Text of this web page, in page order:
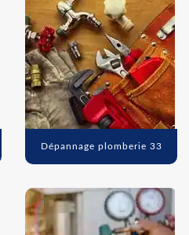
Dépannage plomberie 33